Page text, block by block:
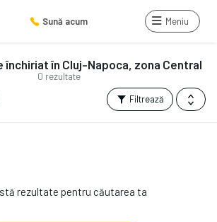
Sună acum Meniu
0 rezultate
în Cluj-Napoca, zona Central
Filtrează
rezultate pentru căutarea ta